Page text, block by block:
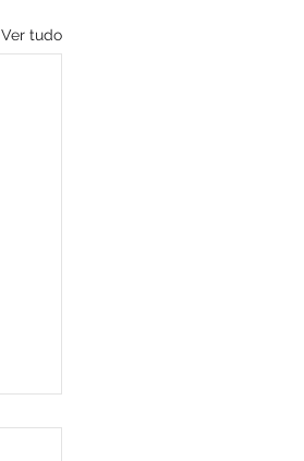
Ver tudo